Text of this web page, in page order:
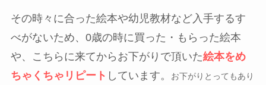
その時々に合った絵本や幼児教材など入手するす
べがないため、0歳の時に買った・もらった絵本
や、こちらに来てからお下がりで頂いた絵本をめ
ちゃくちゃリピート しています。
お下がりとってもあり